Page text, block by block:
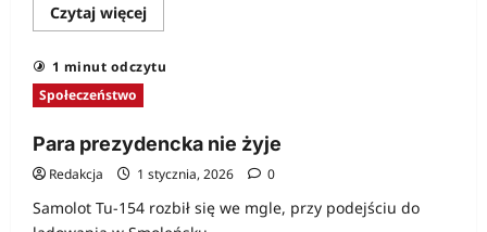
Czytaj więcejDowiedz
się
Prezydenta
1 minut odczytu
Społeczeństwo
Para prezydencka nie żyje
Redakcja 1 stycznia, 2026 0
Samolot Tu-154 rozbił się we mgle, przy podejściu do